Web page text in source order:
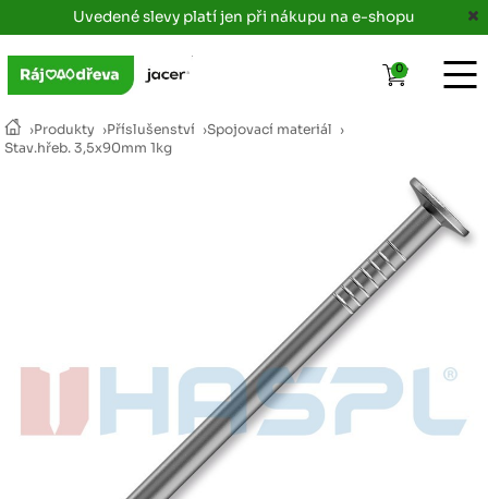
Uvedené slevy platí jen při nákupu na e-shopu
›Produkty ›Příslušenství ›Spojovací materiál ›
Stav.hřeb. 3,5x90mm 1kg
0